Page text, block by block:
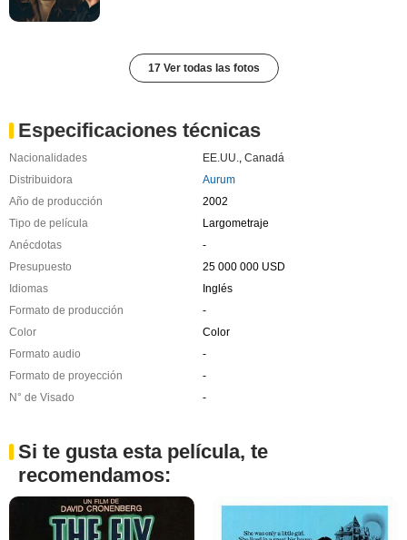
17 Ver todas las fotos
Especificaciones técnicas
Nacionalidades EE.UU.
Canadá
Distribuidora
Aurum
Año de producción
2002
Tipo de película
Largometraje
Anécdotas
-
Presupuesto
25 000 000 USD
Idiomas
Inglés
Formato de producción
-
Color
Color
Formato audio
-
Formato de proyección
-
N° de Visado
-
Si te gusta esta película, te
recomendamos: